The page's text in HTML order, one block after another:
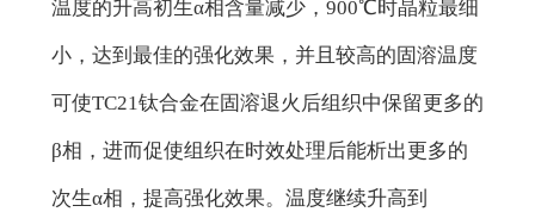
温度的升高初生α相含量减少，900℃时晶粒最细
小，达到最佳的强化效果，并且较高的固溶温度
可使TC21钛合金在固溶退火后组织中保留更多的
β相，进而促使组织在时效处理后能析出更多的
次生α相，提高强化效果。温度继续升高到